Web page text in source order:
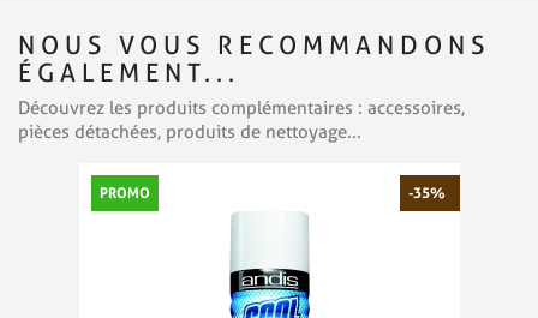
NOUS VOUS RECOMMANDONS
ÉGALEMENT...
Découvrez les produits complémentaires : accessoires,
pièces détachées, produits de nettoyage...
PROMO -35%